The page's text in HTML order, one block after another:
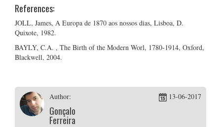
References:
JOLL, James, A Europa de 1870 aos nossos dias, Lisboa, D.
Quixote, 1982.
BAYLY, C.A. , The Birth of the Modern Worl, 1780-1914, Oxford,
Blackwell, 2004.
Author:
Gonçalo
Ferreira
13-06-2017